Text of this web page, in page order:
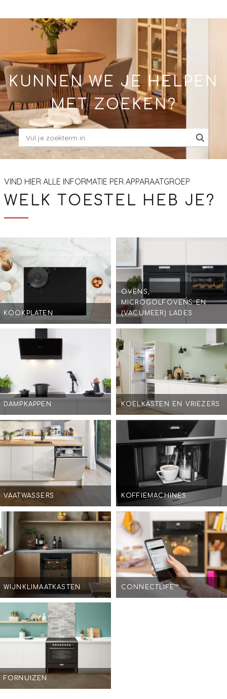
to
KUNNEN WE JE HELPEN
MET ZOEKEN?
VIND HIER ALLE INFORMATIE PER APPARAATGROEP
WELK TOESTEL HEB JE?
KOOKPLATEN
OVENS,
MICROGOLFOVENS EN
(VACUMEER) LADES
DAMPKAPPEN KOELKASTEN EN VRIEZERS
VAATWASSERS KOFFIEMACHINES
WIJNKLIMAATKASTEN CONNECTLIFE™
FORNUIZEN